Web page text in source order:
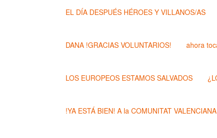
EL DÍA DESPUÉS HÉROES Y VILLANOS/AS
DANA !GRACIAS VOLUNTARIOS! ahora
LOS EUROPEOS ESTAMOS SALVADOS
!YA ESTÁ BIEN! A la COMUNITAT